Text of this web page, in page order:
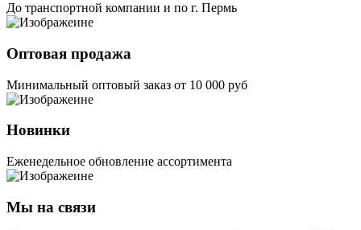
До транспортной компании и по г. Пермь
Оптовая продажа
Минимальный оптовый заказ от 10 000 руб
Новинки
Еженедельное обновление ассортимента
Мы на связи